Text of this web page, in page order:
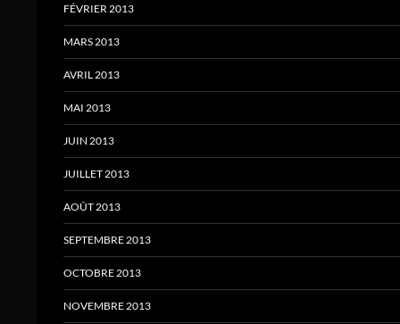
FÉVRIER 2013
MARS 2013
AVRIL 2013
MAI 2013
JUIN 2013
JUILLET 2013
AOÛT 2013
SEPTEMBRE 2013
OCTOBRE 2013
NOVEMBRE 2013